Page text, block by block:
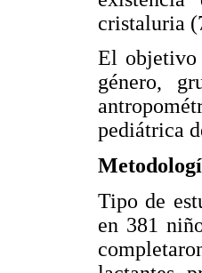
cristaluria
El objetivo
género,
pediátrica
Tipo de
en 381